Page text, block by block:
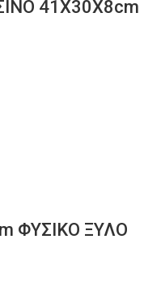
41X30X8cm
ΦΥΣΙΚΟ ΞΥΛΟ